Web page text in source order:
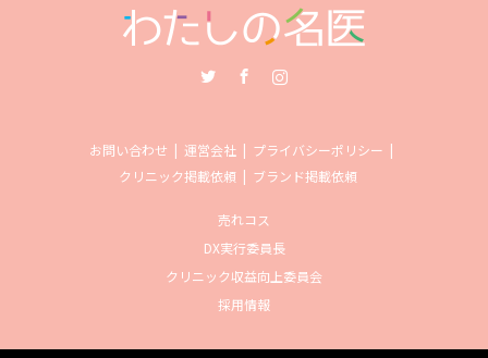
お問い合わせ 運営会社
プライバシーポリシー
クリニック掲載依頼
ブランド掲載依頼
売れコス
DX実行委員長
クリニック収益向上委員会
採用情報